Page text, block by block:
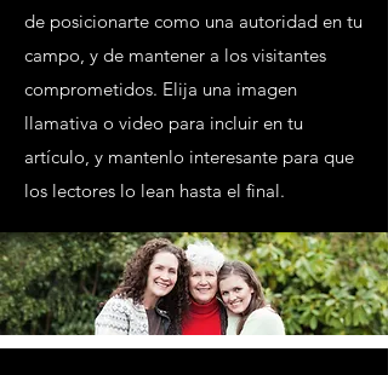
de posicionarte como una autoridad en tu
campo, y de mantener a los visitantes
comprometidos. Elija una imagen
llamativa o video para incluir en tu
artículo, y mantenlo interesante para que
los lectores lo lean hasta el final.